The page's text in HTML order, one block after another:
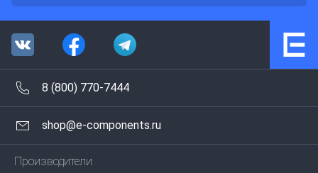
8 (800) 770-7444
shop@e-components.ru
Производители